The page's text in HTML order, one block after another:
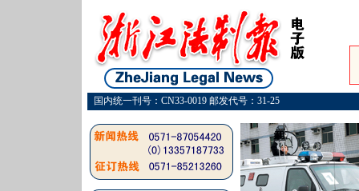
国内统一刊号：CN33-0019 邮发代号：31-25